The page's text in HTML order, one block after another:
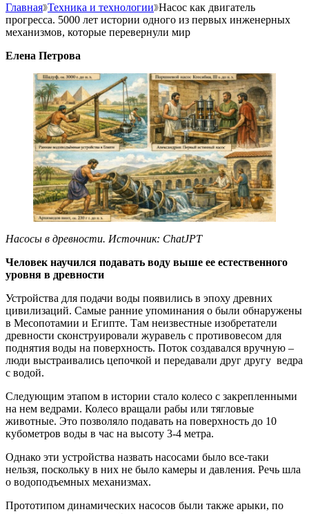
Главная Техника и технологии Насос как двигатель
прогресса. 5000 лет истории одного из первых инженерных
механизмов, которые перевернули мир
Елена Петрова
Насосы в древности. Источник: ChatJPT
Человек научился подавать воду выше ее естественного
уровня в древности
Устройства для подачи воды появились в эпоху древних
цивилизаций. Самые ранние упоминания о были обнаружены
в Месопотамии и Египте. Там неизвестные изобретатели
древности сконструировали журавель с противовесом для
поднятия воды на поверхность. Поток создавался вручную –
люди выстраивались цепочкой и передавали друг другу ведра
с водой.
Следующим этапом в истории стало колесо с закрепленными
на нем ведрами. Колесо вращали рабы или тягловые
животные. Это позволяло подавать на поверхность до 10
кубометров воды в час на высоту 3-4 метра.
Однако эти устройства назвать насосами было все-таки
нельзя, поскольку в них не было камеры и давления. Речь шла
о водоподъемных механизмах.
Прототипом динамических насосов были также арыки, по